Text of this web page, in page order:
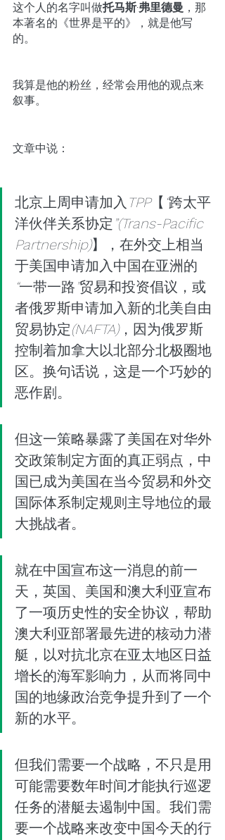
这个人的名字叫做托马斯·弗里德曼 ，那
本著名的《世界是平的》，就是他写
的。
我算是他的粉丝，经常会用他的观点来
叙事。
文章中说：
北京上周申请加入 TPP【 “跨太平
洋伙伴关系协定 ”(Trans-Pacific
Partnership)】，在外交上相当
于美国申请加入中国在亚洲的
“一带一路 ”贸易和投资倡议，或
者俄罗斯申请加入新的北美自由
贸易协定(NAFTA)，因为俄罗斯
控制着加拿大以北部分北极圈地
区。换句话说，这是一个巧妙的
恶作剧。
但这一策略暴露了美国在对华外
交政策制定方面的真正弱点，中
国已成为美国在当今贸易和外交
国际体系制定规则主导地位的最
大挑战者。
就在中国宣布这一消息的前一
天，英国、美国和澳大利亚宣布
了一项历史性的安全协议，帮助
澳大利亚部署最先进的核动力潜
艇，以对抗北京在亚太地区日益
增长的海军影响力，从而将同中
国的地缘政治竞争提升到了一个
新的水平。
但我们需要一个战略，不只是用
可能需要数年时间才能执行巡逻
任务的潜艇去遏制中国。我们需
要一个战略来改变中国今天的行